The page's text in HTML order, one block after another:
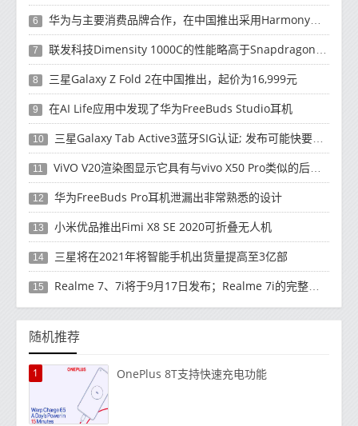
6 华为与主要消费品牌合作，在中国推出采用HarmonyOS 2.0的智能家居产品
7 联发科技Dimensity 1000C的性能略高于Snapdragon 765G
8 三星Galaxy Z Fold 2在中国推出，起价为16,999元
9 在AI Life应用中发现了华为FreeBuds Studio耳机
10 三星Galaxy Tab Active3蓝牙SIG认证; 发布可能快要结束了
11 ViVO V20渲染图显示它具有与vivo X50 Pro类似的后部设计
12 华为FreeBuds Pro耳机泄漏出非常熟悉的设计
13 小米优品推出Fimi X8 SE 2020可折叠无人机
14 三星将在2021年将智能手机出货量提高至3亿部
15 Realme 7、7i将于9月17日发布；Realme 7i的完整规格并导致泄漏
随机推荐
1 OnePlus 8T支持快速充电功能